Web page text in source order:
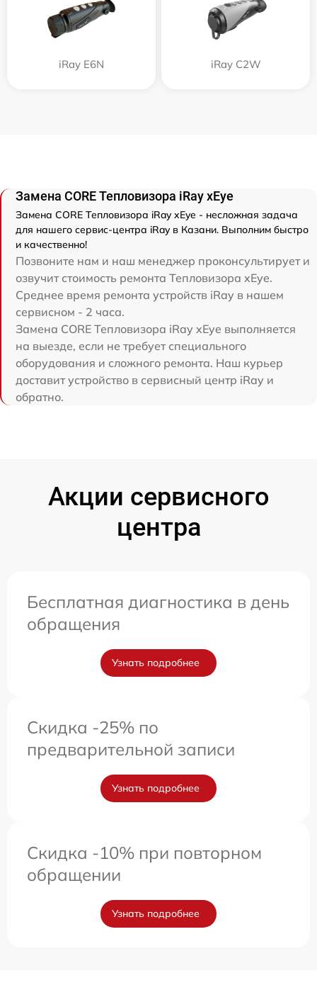
iRay E6N iRay C2W
Замена CORE Тепловизора iRay xEye
Замена CORE Тепловизора iRay xEye - несложная задача
для нашего сервис-центра iRay в Казани. Выполним быстро
и качественно!
Позвоните нам и наш менеджер проконсультирует и
озвучит стоимость ремонта Тепловизора xEye.
Среднее время ремонта устройств iRay в нашем
сервисном - 2 часа.
Замена CORE Тепловизора iRay xEye выполняется
на выезде, если не требует специального
оборудования и сложного ремонта. Наш курьер
доставит устройство в сервисный центр iRay и
обратно.
Акции сервисного
центра
Бесплатная диагностика в день
обращения
Узнать подробнее
Скидка -25% по
предварительной записи
Узнать подробнее
Скидка -10% при повторном
обращении
Узнать подробнее